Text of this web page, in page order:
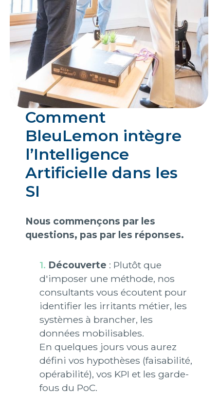
Comment
BleuLemon intègre
l’Intelligence
Artificielle dans les
SI
Nous commençons par les
questions, pas par les réponses.
Découverte : Plutôt que
d'imposer une méthode, nos
consultants vous écoutent pour
identifier les irritants métier, les
systèmes à brancher, les
données mobilisables.
En quelques jours vous aurez
défini vos hypothèses (faisabilité,
opérabilité), vos KPI et les garde-
fous du PoC.